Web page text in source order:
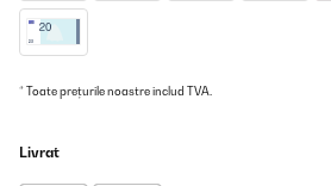
* Toate prețurile noastre includ TVA.
Livrat